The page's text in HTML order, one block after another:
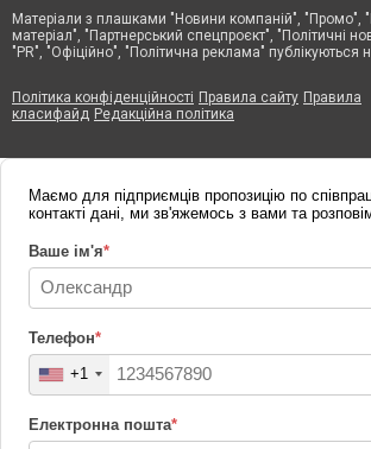
Матеріали з плашками "Новини компаній", "Промо",
матеріал", "Партнерський спецпроєкт", "Політичні
"PR", "Офіційно", "Політична реклама" публікуються
Політика конфіденційності Правила сайту Правила
класифайд Редакційна політика
Маємо для підприємців пропозицію по
контакті дані, ми зв'яжемось з вами та
Ваше ім'я*
Телефон*
+1
Електронна пошта*